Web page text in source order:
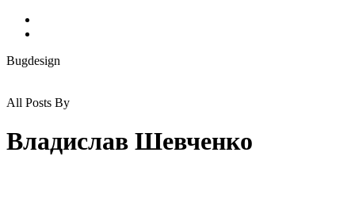
Bugdesign
All Posts By
Владислав Шевченко